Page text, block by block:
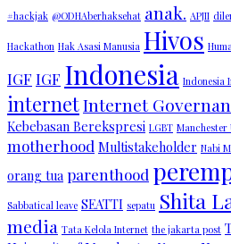
#hackjak @ODHAberhaksehat anak. APJII
Hackathon Hak Asasi Manusia Hivos
IGF IGF Indonesia Indonesia
internetInternet
Kebebasan Berekspresi LGBT Manchester
motherhood Multistakeholder Nabi
orang tua parenthood
Sabbatical leave SEATTI sepatu Shita
media Tata Kelola Internet the jakarta post